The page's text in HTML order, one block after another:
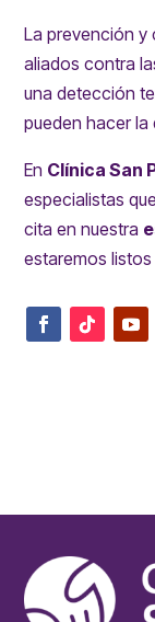
La prevención y
aliados contra
una detección
pueden hacer la
En Clínica San
especialistas
cita en nuestra
estaremos